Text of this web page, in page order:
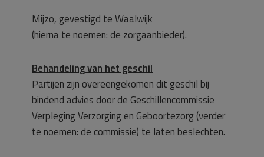
Mijzo, gevestigd te Waalwijk
(hierna te noemen: de zorgaanbieder).
Behandeling van het geschil
Partijen zijn overeengekomen dit geschil bij
bindend advies door de Geschillencommissie
Verpleging Verzorging en Geboortezorg (verder
te noemen: de commissie) te laten beslechten.